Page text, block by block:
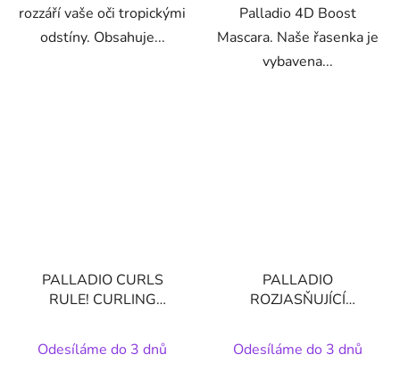
rozzáří vaše oči tropickými
odstíny. Obsahuje...
Palladio 4D Boost
Mascara. Naše řasenka je
vybavena...
PALLADIO CURLS
RULE! CURLING
dokonalé natočení řas.
Odesíláme do 3 dnů
PALLADIO
ROZJASŇUJÍCÍ
Highlighter Palette 45g
Odesíláme do 3 dnů